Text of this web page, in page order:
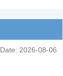
Date: 2026-08-06